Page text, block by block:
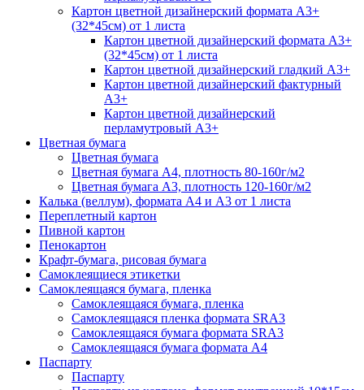
Картон цветной дизайнерский формата А3+
(32*45см) от 1 листа
Картон цветной дизайнерский формата А3+
(32*45см) от 1 листа
Картон цветной дизайнерский гладкий А3+
Картон цветной дизайнерский фактурный
А3+
Картон цветной дизайнерский
перламутровый А3+
Цветная бумага
Цветная бумага
Цветная бумага А4, плотность 80-160г/м2
Цветная бумага А3, плотность 120-160г/м2
Калька (веллум), формата А4 и А3 от 1 листа
Переплетный картон
Пивной картон
Пенокартон
Крафт-бумага, рисовая бумага
Самоклеящиеся этикетки
Самоклеящаяся бумага, пленка
Самоклеящаяся бумага, пленка
Самоклеящаяся пленка формата SRА3
Самоклеящаяся бумага формата SRА3
Самоклеящаяся бумага формата А4
Паспарту
Паспарту